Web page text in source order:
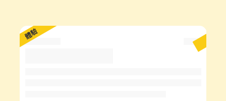
體驗